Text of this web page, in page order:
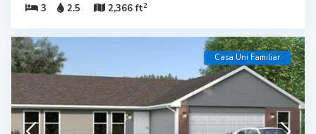
3
2.5 2,366 ft2
Casa Uni Familiar